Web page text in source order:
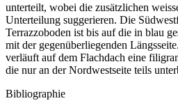
unterteilt, wobei die zusätzlichen
Unterteilung suggerieren. Die
Terrazzoboden ist bis auf die in blau
mit der gegenüberliegenden
verläuft auf dem Flachdach eine
die nur an der Nordwestseite teils
Bibliographie